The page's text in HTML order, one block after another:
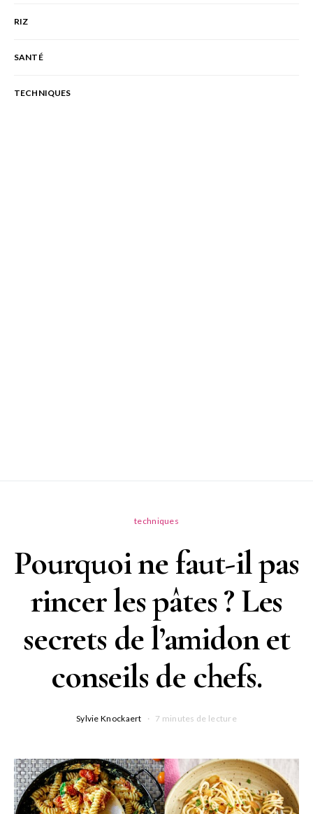
RIZ
SANTÉ
TECHNIQUES
techniques
Pourquoi ne faut-il pas
rincer les pâtes ? Les
secrets de l’amidon et
conseils de chefs.
Sylvie Knockaert 7 minutes de lecture